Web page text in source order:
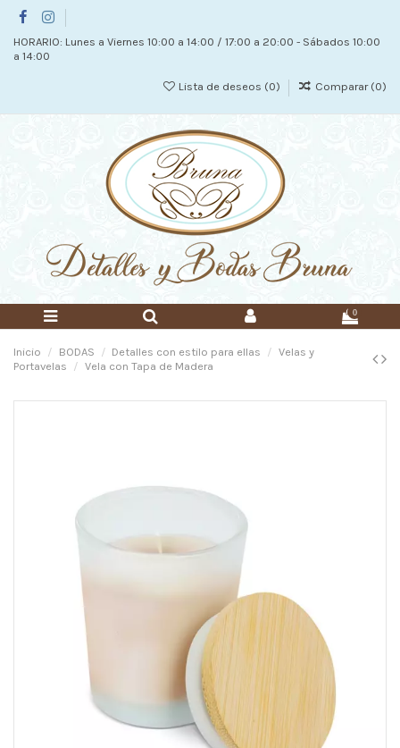
HORARIO: Lunes a Viernes 10:00 a 14:00 / 17:00 a 20:00 - Sábados 10:00
a 14:00
Lista de deseos (0) Comparar (0)
0
Inicio BODAS Detalles con estilo para ellas
Velas y
Portavelas
Vela con Tapa de Madera